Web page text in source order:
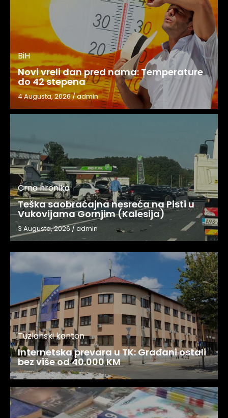
BiH
Novi vreli dan pred nama: Temperature
do 42 stepena
4 Augusta, 2026/admin
Crna hronika
Teška saobraćajna nesreća na Pisti u
Vukovijama Gornjim (Kalesija)
3 Augusta, 2026/admin
Tuzlanski kanton
Internetska prevara u TK: Građani ostali
bez više od 40.000 KM